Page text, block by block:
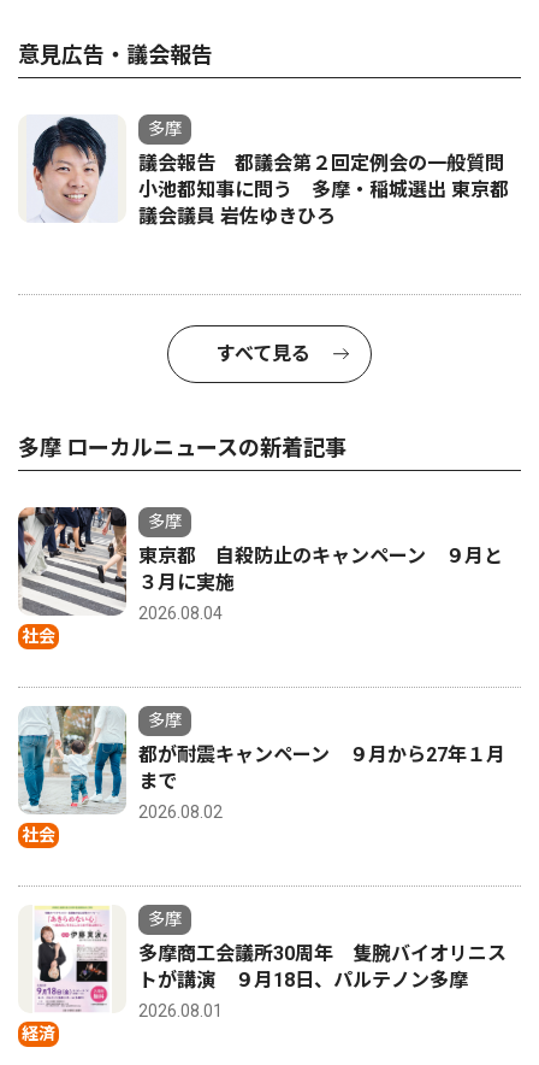
意見広告・議会報告
多摩
議会報告 都議会第２回定例会の一般質問
小池都知事に問う 多摩・稲城選出 東京都
議会議員 岩佐ゆきひろ
すべて見る
多摩 ローカルニュースの新着記事
社会
多摩
東京都 自殺防止のキャンペーン ９月と
３月に実施
2026.08.04
社会
多摩
都が耐震キャンペーン ９月から27年１月
まで
2026.08.02
経済
多摩
多摩商工会議所30周年 隻腕バイオリニス
トが講演 ９月18日、パルテノン多摩
2026.08.01